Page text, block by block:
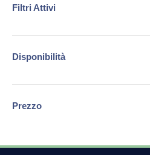
Filtri Attivi
Disponibilità
Prezzo